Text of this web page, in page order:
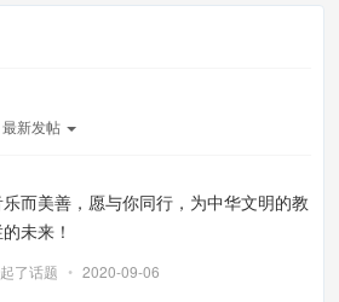
最新发帖
而美善，愿与你同行，为中华文明的教
未来！
了话题 • 2020-09-06